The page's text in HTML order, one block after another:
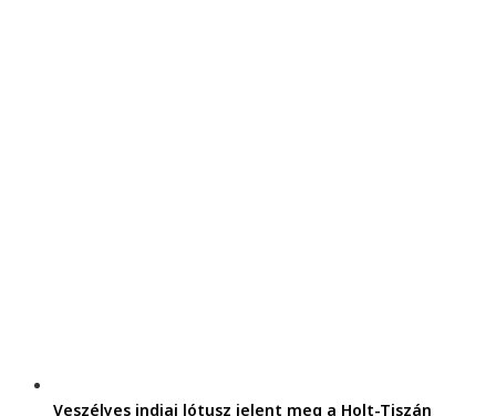
Veszélyes indiai lótusz jelent meg a Holt-Tiszán